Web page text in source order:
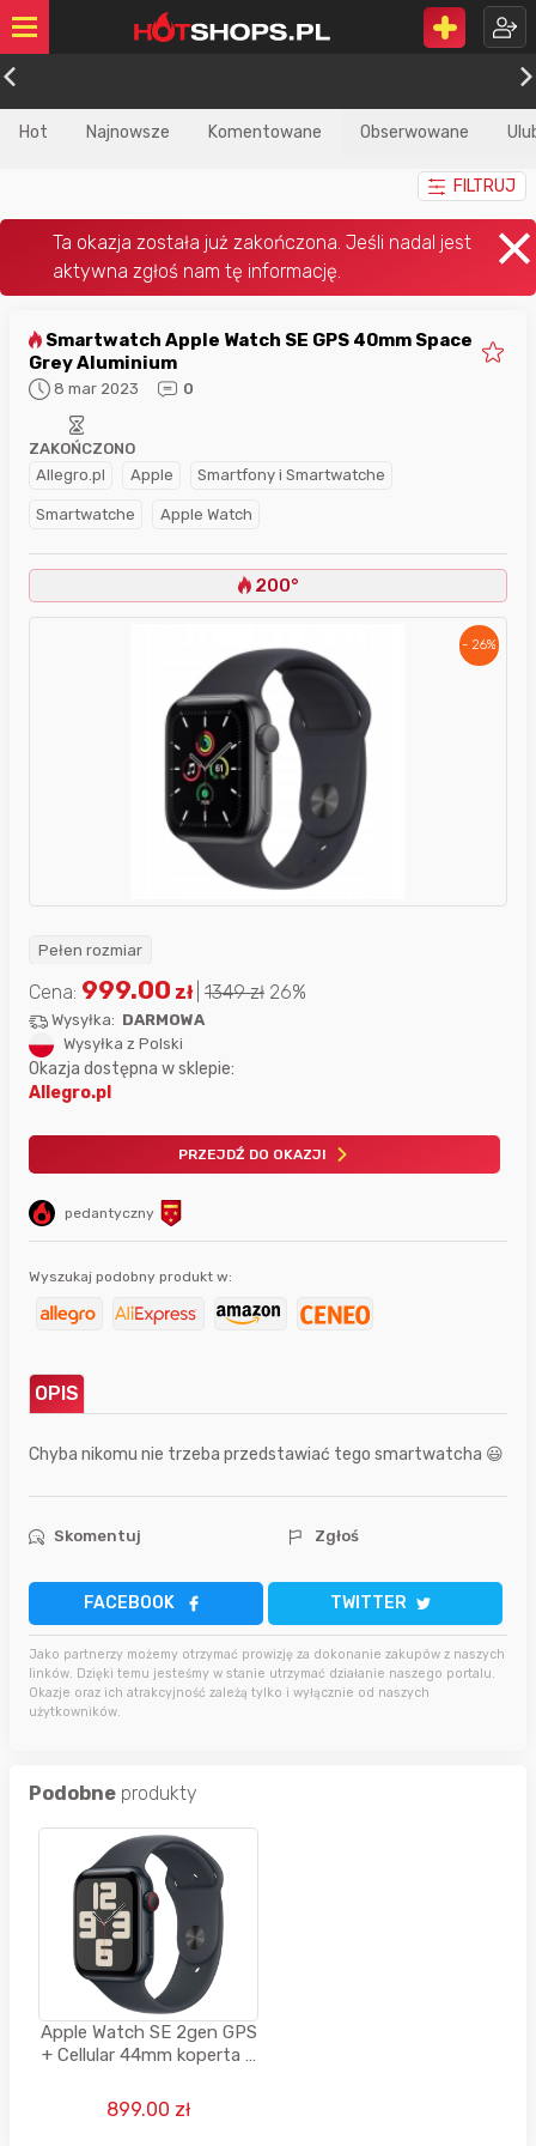
Hot Najnowsze Komentowane Obserwowane
FILTRUJ
Grey Aluminium
8 mar 2023 0
Allegro.pl Apple Smartfony i Smartwatche
Smartwatche Apple Watch
ZAKOŃCZONO
200°
- 26%
Pełen rozmiar
pedantyczny
Cena: 999.00 zł 1349zł 26%
Wysyłka: DARMOWA
Wysyłka z Polski
Okazja dostępna w sklepie:
Allegro.pl
PRZEJDŹ DO OKAZJI
Wyszukaj podobny produkt w:
OPIS
Chyba nikomu nie trzeba przedstawiać tego smartwatcha 😃
Skomentuj Zgłoś
FACEBOOK TWITTER
Jako partnerzy możemy otrzymać prowizję za dokonanie zakupów z naszych
linków. Dzięki temu jesteśmy w stanie utrzymać działanie naszego portalu.
Okazje oraz ich atrakcyjność zależą tylko i wyłącznie od naszych
użytkowników.
Podobne produkty
Apple Watch SE 2gen GPS
+ Cellular 44mm koperta z
pasek sportowy rozmiar
899.00 zł